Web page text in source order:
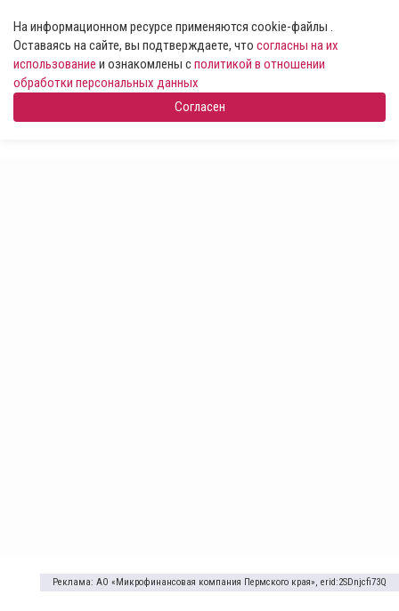
На информационном ресурсе применяются cookie-файлы .
Оставаясь на сайте, вы подтверждаете, что согласны на их
использование и ознакомлены сполитикой в отношении
обработки персональных данных
Согласен
Реклама: АО «Микрофинансовая компания Пермского края», erid:2SDnjcfi73Q